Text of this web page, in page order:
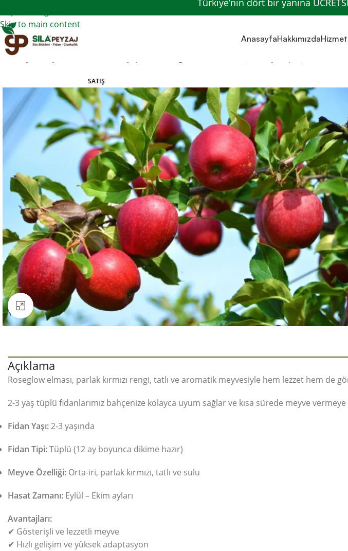
Skip to main content
AnasayfaHakkımızda
Ana Sayfa
SATIŞ
Büyütmek için tıklayın
Açıklama
Roseglow elması, parlak kırmızı rengi, tatlı ve aromatik meyvesiyle hem lezzet hem
2-3 yaş tüplü fidanlarımız bahçenize kolayca uyum sağlar ve kısa sürede meyve
Fidan Yaşı:2-3 yaşında
Fidan Tipi:Tüplü (12 ay boyunca dikime hazır)
Meyve Özelliği: Orta-iri, parlak kırmızı, tatlı ve sulu
Hasat Zamanı: Eylül – Ekim ayları
Avantajları:
✔ Gösterişli ve lezzetli meyve
✔ Hızlı gelişim ve yüksek adaptasyon